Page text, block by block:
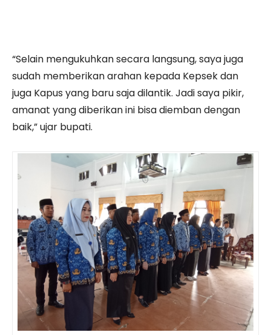
“Selain mengukuhkan secara langsung, saya juga
sudah memberikan arahan kepada Kepsek dan
juga Kapus yang baru saja dilantik. Jadi saya pikir,
amanat yang diberikan ini bisa diemban dengan
baik,” ujar bupati.